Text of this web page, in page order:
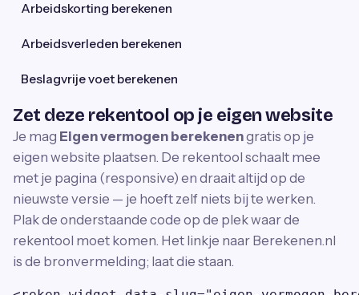
Arbeidskorting berekenen
Arbeidsverleden berekenen
Beslagvrije voet berekenen
Zet deze rekentool op je eigen website
Je mag Eigen vermogen berekenengratis op je
eigen website plaatsen. De rekentool schaalt mee
met je pagina (responsive) en draait altijd op de
nieuwste versie — je hoeft zelf niets bij te werken.
Plak de onderstaande code op de plek waar de
rekentool moet komen. Het linkje naar Berekenen.nl
is de bronvermelding; laat die staan.